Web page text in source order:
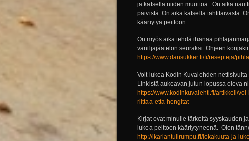
ja katsella niiden muuttoa. On aika
päivistä. On aika katsella tähtitaivasta.
kääriytyä peittoon.
On myös aika tehdä ihanaa
vaniljajäätelön seuraksi. Ohjeen
https://www.dansukker.fi/fi/resepteja/
Voit lukea Kodin Kuvalehden
Linkistä aukeavan jutun lopussa oleva
https://www.kodinkuvalehti.fi/artikkeli/
riittaa-etta-hengitat
Kirjat ovat minulle tärkeitä syyskauden
lukea peittoon kääriytyneenä. Olen
http://ikariantulirumpu.fi/lokakuuta-ja-